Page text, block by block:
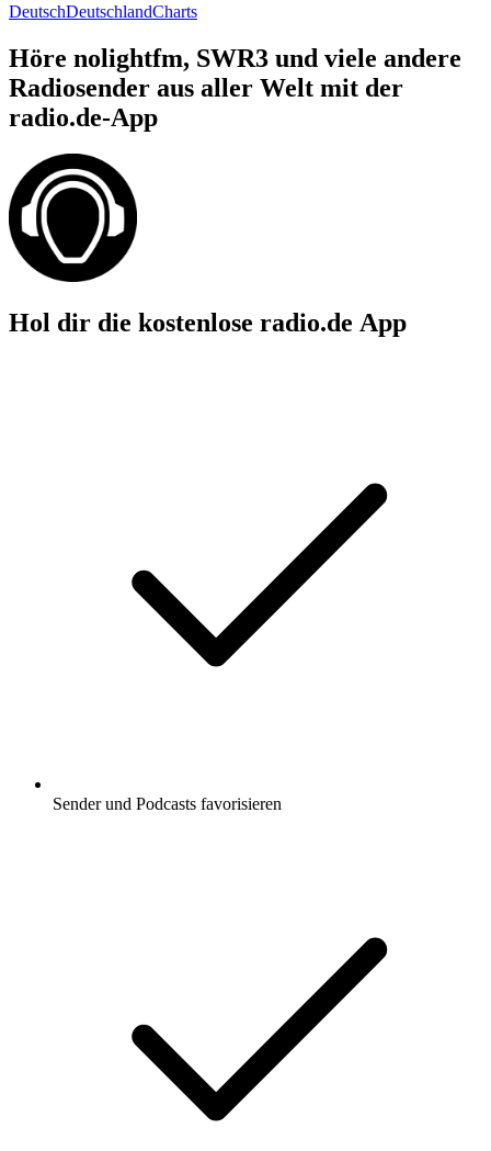
DeutschDeutschlandCharts
Höre nolightfm, SWR3 und viele andere
Radiosender aus aller Welt mit der
radio.de-App
Hol dir die kostenlose radio.de App
Sender und Podcasts favorisieren